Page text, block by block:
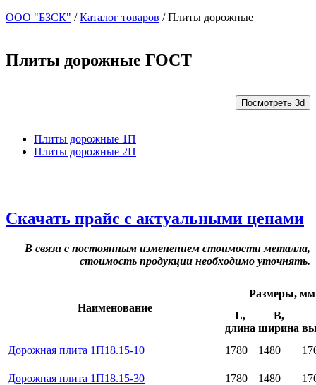
ООО "БЗСК" /Каталог товаров /Плиты дорожные
Плиты дорожные ГОСТ
Посмотреть 3d
Плиты дорожные 1П
Плиты дорожные 2П
Скачать прайс с актуальными ценами
В связи с постоянным изменением стоимости металла,
стоимость продукции необходимо уточнять.
Наименование
Размеры, мм
L,
длина
B,
ширина
Дорожная плита 1П18.15-10
1780 1480
Дорожная плита 1П18.15-30 1780 1480